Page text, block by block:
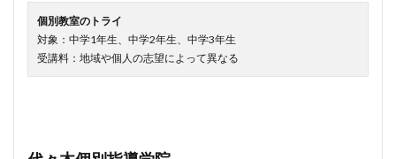
個別教室のトライ
対象：中学1年生、中学2年生、中学3年生
受講料：地域や個人の志望によって異なる